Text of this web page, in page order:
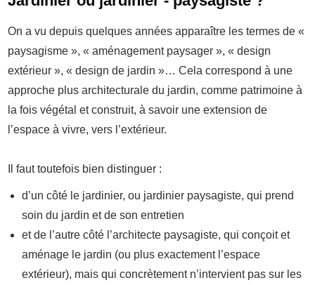
On a vu depuis quelques années apparaître les termes de «
paysagisme », « aménagement paysager », « design
extérieur », « design de jardin »… Cela correspond à une
approche plus architecturale du jardin, comme patrimoine à
la fois végétal et construit, à savoir une extension de
l’espace à vivre, vers l’extérieur.
Il faut toutefois bien distinguer :
d’un côté le jardinier, ou jardinier paysagiste, qui prend
soin du jardin et de son entretien
et de l’autre côté l’architecte paysagiste, qui conçoit et
aménage le jardin (ou plus exactement l’espace
extérieur), mais qui concrètement n’intervient pas sur les